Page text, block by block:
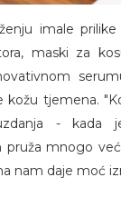
imale
maski za
kožu tjemena.
- kada
pruža mnogo
nam daje moć